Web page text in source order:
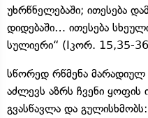
უხრწნელებაში; ითესება
დიდებაში… ითესება
სულიერი“ (Iკორ. 15,35-
სწორედ რწმენა მარადიულ
აძლევს აზრს ჩვენი ყოფის
გვასწავლა და